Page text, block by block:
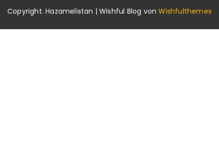
Copyright. Hazamelistan | Wishful Blog vonWishfulthemes